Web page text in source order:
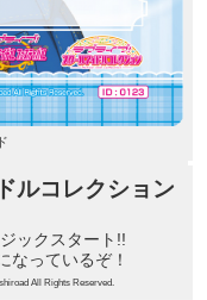
ルコレクション
ックスタート!!
なっているぞ！
All Rights Reserved.